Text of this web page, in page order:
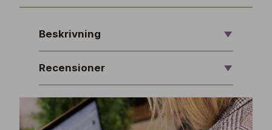
Beskrivning
Recensioner